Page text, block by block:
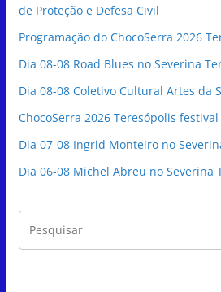
de Proteção e Defesa Civil
Programação do ChocoSerra 2026
Dia 08-08 Road Blues no Severina
Dia 08-08 Coletivo Cultural Artes da
ChocoSerra 2026 Teresópolis
Dia 07-08 Ingrid Monteiro no
Dia 06-08 Michel Abreu no Severina